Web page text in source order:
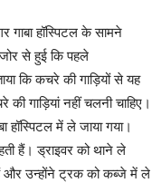
हॉस्पिटल के सामने
से हुई कि पहले
कि कचरे की गाड़ियों से यह
गाड़ियां नहीं चलनी चाहिए।
में ले जाया गया।
हैं। ड्राइवर को थाने ले
और उन्होंने ट्रक को कब्जे में ले